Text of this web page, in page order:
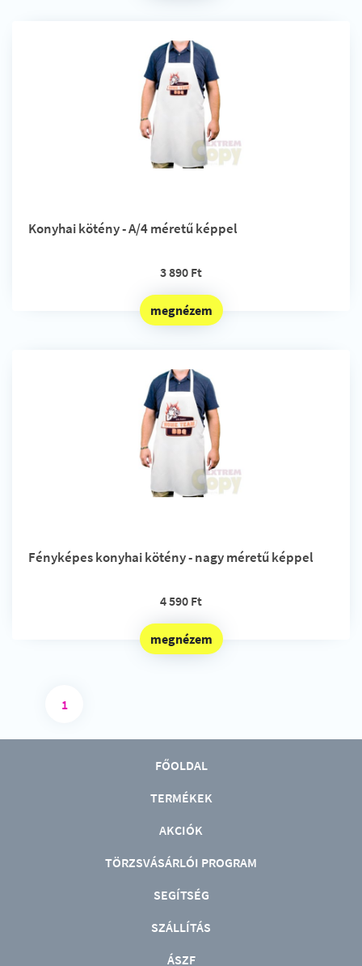
Konyhai kötény - A/4 méretű képpel
3 890 Ft
megnézem
Fényképes konyhai kötény - nagy méretű képpel
4 590 Ft
megnézem
1
FŐOLDAL
TERMÉKEK
AKCIÓK
TÖRZSVÁSÁRLÓI PROGRAM
SEGÍTSÉG
SZÁLLÍTÁS
ÁSZF